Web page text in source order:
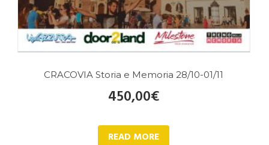
CRACOVIA Storia e Memoria 28/10-01/11
450,00€
READ MORE